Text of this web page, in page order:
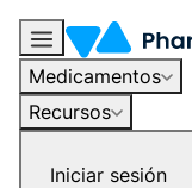
Medicamentos
Recursos
Iniciar sesión